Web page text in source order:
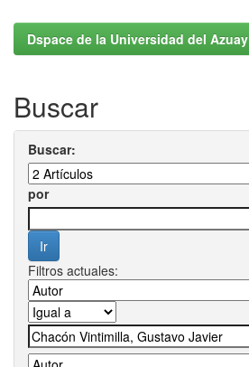
Dspace de la Universidad del Azuay
Buscar
Buscar:
por
Filtros actuales: